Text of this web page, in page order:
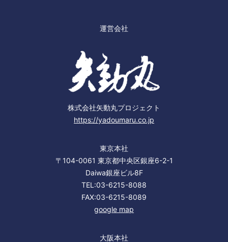
運営会社
株式会社矢動丸プロジェクト
https://yadoumaru.co.jp
東京本社
〒104-0061 東京都中央区銀座6-2-1
Daiwa銀座ビル8F
TEL:03-6215-8088
FAX:03-6215-8089
google map
大阪本社